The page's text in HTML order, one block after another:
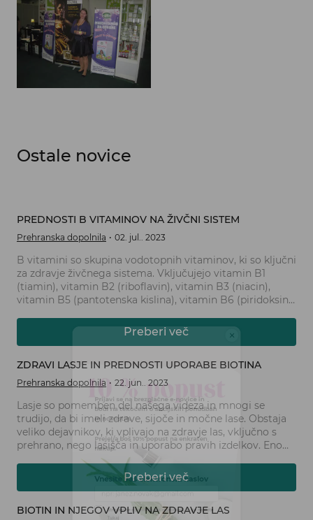
Ostale novice
PREDNOSTI B VITAMINOV NA ŽIVČNI SISTEM
Prehranska dopolnila 02. jul.. 2023
B vitamini so skupina vodotopnih vitaminov, ki so ključni
za zdravje živčnega sistema. Vključujejo vitamin B1
(tiamin), vitamin B2 (riboflavin), vitamin B3 (niacin),
vitamin B5 (pantotenska kislina), vitamin B6 (piridoksin),
B12 (kobalamin). Te vitamine je treba redno vnašati s
hrano ali prehranskimi dopolnili, saj imajo pomembno
Preberi več
ZDRAVI LASJE IN PREDNOSTI UPORABE BIOTINA
Prehranska dopolnila 22. jun.. 2023
Lasje so pomemben del našega videza in mnogi se
trudijo, da bi imeli zdrave, sijoče in močne lase. Obstaja
veliko dejavnikov, ki vplivajo na zdravje las, vključno s
prehrano, nego lasišča in uporabo pravih izdelkov. Eno
izmed ključnih hranil, ki igrajo pomembno vlogo pri
ohranjanju zdravih las, je biotin.
Preberi več
BIOTIN IN NJEGOV VPLIV NA ZDRAVJE LAS
bodi na tekočem o akcijskih ponudbah
in novostih.
Prejel/a boš 10% popust na enkraten
nakup.
Vnesite vaš elektronski naslov